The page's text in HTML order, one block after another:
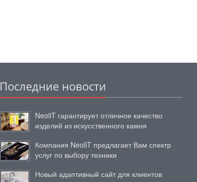
Последние новости
NeoliT гарантирует отличное качество
изделий из искусственного камня
Компания NeoliT предлагает Вам спектр
услуг по выбору техники
Новый адаптивный сайт для клиентов